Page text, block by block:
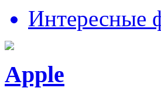
Интересные
Apple